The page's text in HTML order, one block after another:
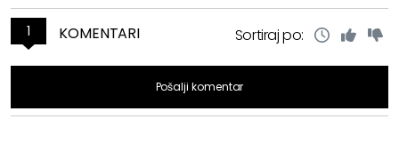
1 KOMENTARI Sortiraj po:
Pošalji komentar